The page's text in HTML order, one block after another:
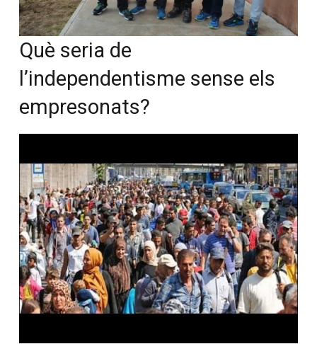
Què seria de
l’independentisme sense els
empresonats?